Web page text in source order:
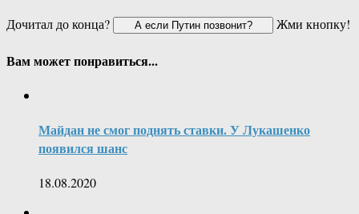
Дочитал до конца?
Жми кнопку!
Вам может понравиться...
Майдан не смог поднять ставки. У Лукашенко
появился шанс
18.08.2020